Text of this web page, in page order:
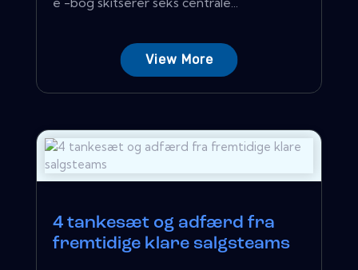
View More
4 tankesæt og adfærd fra
fremtidige klare salgsteams